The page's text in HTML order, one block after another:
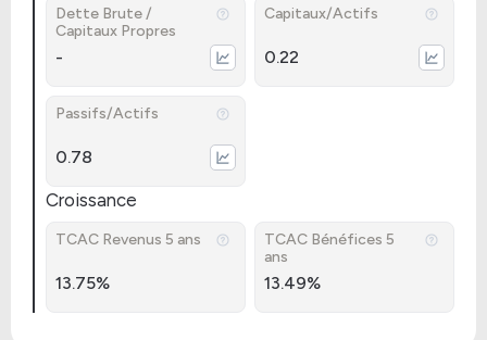
Dette Brute /
Capitaux Propres
-
Capitaux/Actifs
0.22
Passifs/Actifs
0.78
Croissance
TCAC Revenus 5 ans
13.75%
TCAC Bénéfices 5
ans
13.49%